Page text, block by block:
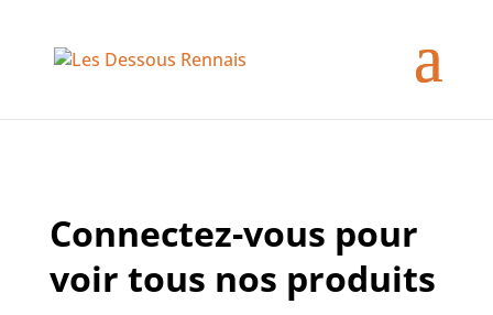
Connectez-vous pour
voir tous nos produits